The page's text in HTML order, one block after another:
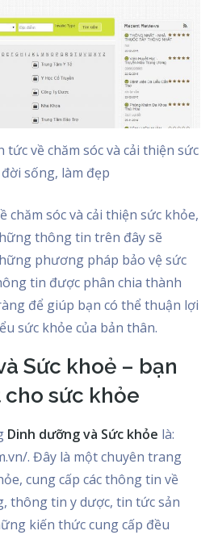
tức về chăm sóc và cải thiện sức
sống, làm đẹp
chăm sóc và cải thiện sức khỏe,
thông tin trên đây sẽ
phương pháp bảo vệ sức
tin được phân chia thành
để giúp bạn có thể thuận lợi
sức khỏe của bản thân.
Sức khoẻ – bạn
sức khỏe
Dinh dưỡng và Sức khỏe là:
. Đây là một chuyên trang
cung cấp các thông tin về
thông tin y dược, tin tức sản
kiến thức cung cấp đều